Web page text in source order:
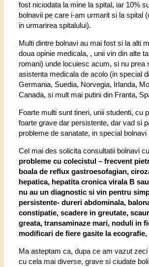
fost niciodata la mine la spital, iar 10%
bolnavii pe care i-am urmarit si la spital
in urmarirea spitalului).
Multi dintre bolnavi au mai fost si la alti
doua opinie medicala, , unii vin din alte
romani) unde locuiesc acum, si nu prea
asistenta medicala de acolo (in special
Germania, Suedia, Norvegia, Irlanda,
Canada, si mult mai putini din Franta,
Foarte multi sunt tineri, unii studenti, cu
foarte grave dar persistente, dar vad si
probleme de sanatate, in special bolnavi
Cel mai des solicita consultatii bolnavi cu
probleme cu colecistul – frecvent
boala de reflux gastroesofagian,
hepatica, hepatita cronica virala B
nu au un diagnostic si vin pentru
persistente- dureri abdominala,
constipatie, scadere in greutate,
greata, transaminaze mari, noduli in
modificari de fiere gasite la ecografie,
Ma asteptam ca, dupa ce am vazut zeci
cu cela mai diverse, grave si ciudate